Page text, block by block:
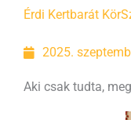
Érdi Kertbarát Kör
2025.
Aki csak tudta,